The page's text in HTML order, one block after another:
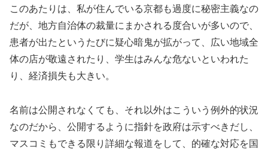
このあたりは、私が住んでいる京都も過度に秘密主義なの
だが、地方自治体の裁量にまかされる度合いが多いので、
患者が出たというたびに疑心暗鬼が拡がって、広い地域全
体の店が敬遠されたり、学生はみんな危ないといわれた
り、経済損失も大きい。
名前は公開されなくても、それ以外はこういう例外的状況
なのだから、公開するように指針を政府は示すべきだし、
マスコミもできる限り詳細な報道をして、的確な対応を国